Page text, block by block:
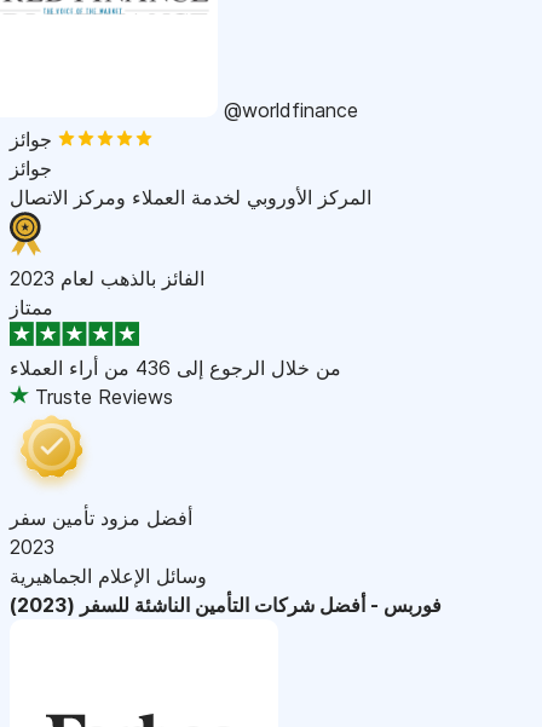
@worldfinance
جوائز
المركز الأوروبي لخدمة العملاء ومركز الاتصال
الفائز بالذهب لعام 2023
ممتاز
من خلال الرجوع إلى 436 من أراء العملاء
Truste Reviews
أفضل مزود تأمين سفر
2023
وسائل الإعلام الجماهيرية
فوربس - أفضل شركات التأمين الناشئة للسفر (2023)